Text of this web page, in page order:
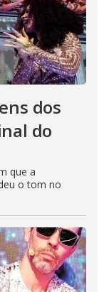
dos
do
que a
o tom no